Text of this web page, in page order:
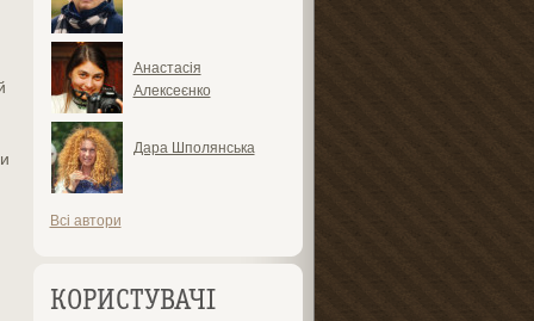
Анастасія
Алексеєнко
Дара Шполянська
Всі автори
КОРИСТУВАЧІ